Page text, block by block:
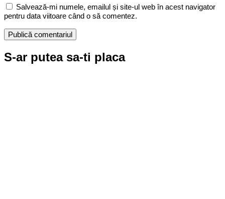
Salvează-mi numele, emailul și site-ul web în acest navigator
pentru data viitoare când o să comentez.
S-ar putea sa-ti placa